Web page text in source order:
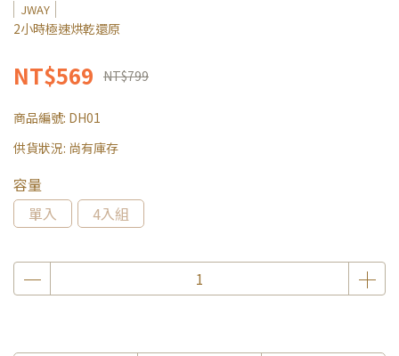
JWAY
2小時極速烘乾還原
NT$569 NT$799
商品編號: DH01
供貨狀況: 尚有庫存
容量
單入
4入組